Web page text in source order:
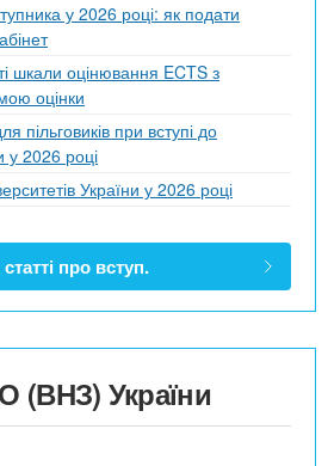
у 2026 році: як подати
шкали оцінювання ECTS з
оцінки
пільговиків при вступі до
у 2026 році
України у 2026 році
статті про вступ.
(ВНЗ) України